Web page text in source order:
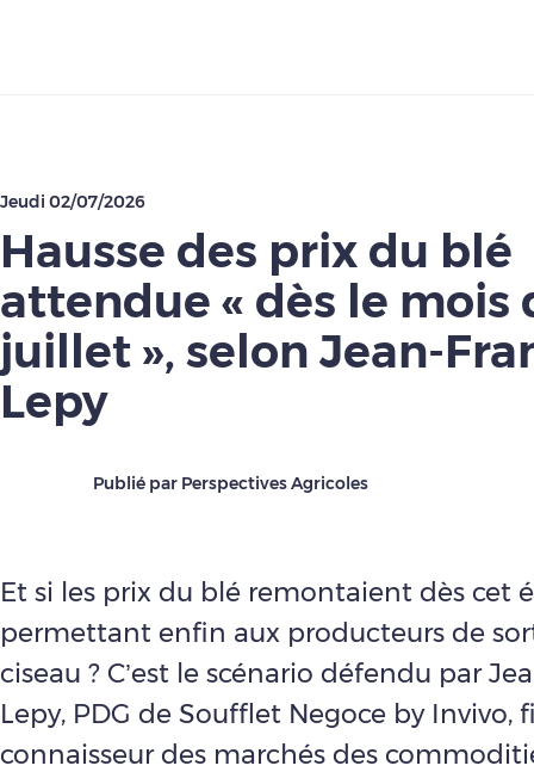
Jeudi 02/07/2026
Hausse des prix du blé
attendue « dès le mois
juillet », selon Jean-
Lepy
Publié par Perspectives Agricoles
Et si les prix du blé remontaient dès cet
permettant enfin aux producteurs de
ciseau ? C’est le scénario défendu par
Lepy, PDG de Soufflet Negoce by Invivo,
connaisseur des marchés des